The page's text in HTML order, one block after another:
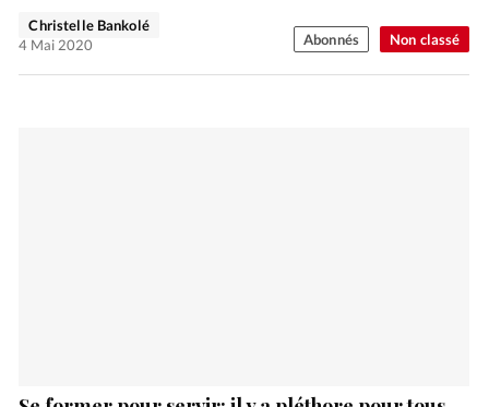
Non classé
Christelle Bankolé
4 Mai 2020
Abonnés